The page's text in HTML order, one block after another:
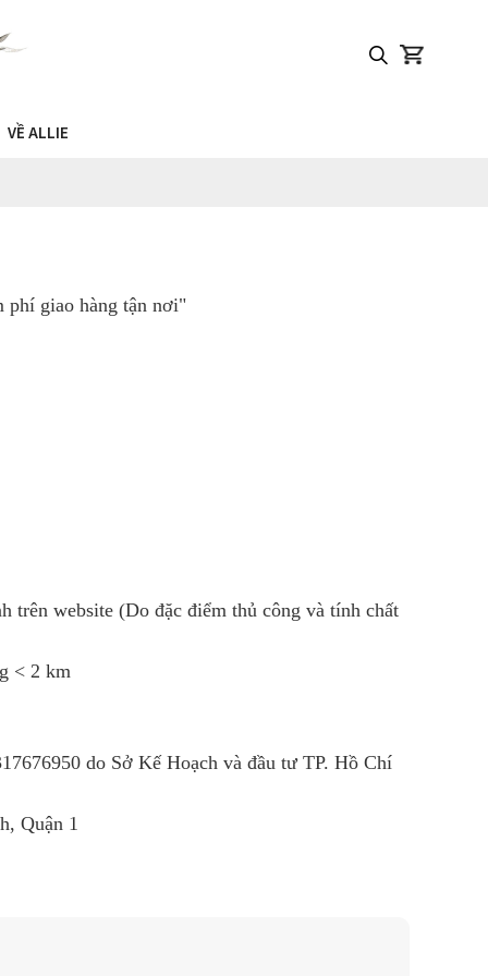
VỀ ALLIE
phí giao hàng tận nơi"
trên website (Do đặc điểm thủ công và tính chất
< 2 km
do Sở Kế Hoạch và đầu tư TP. Hồ Chí
Quận 1